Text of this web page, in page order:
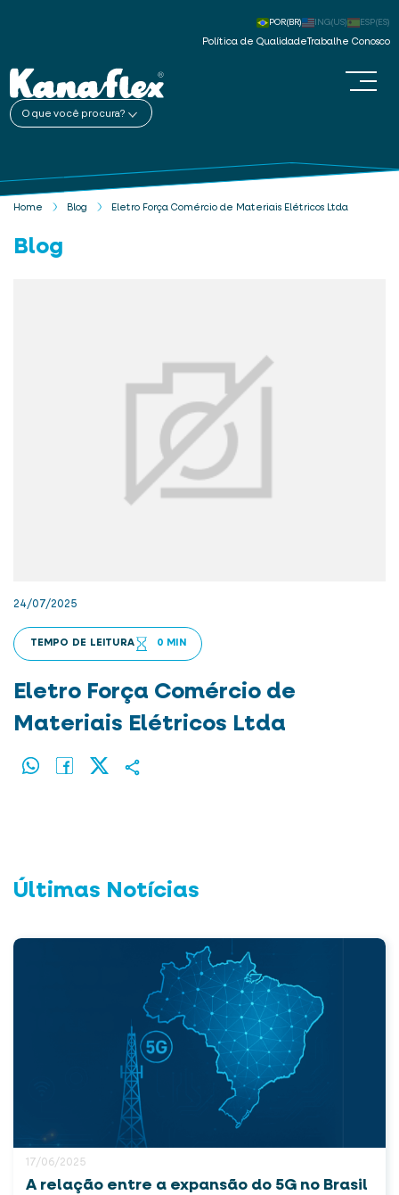
Política de Qualidade Trabalhe Conosco
POR(BR) ING(US) ESP(ES)
O que você procura?
Home Blog Eletro Força Comércio de Materiais Elétricos Ltda
Blog
24/07/2025
TEMPO DE LEITURA 0 MIN
Eletro Força Comércio de
Materiais Elétricos Ltda
Últimas Notícias
17/06/2025
A relação entre a expansão do 5G no Brasil